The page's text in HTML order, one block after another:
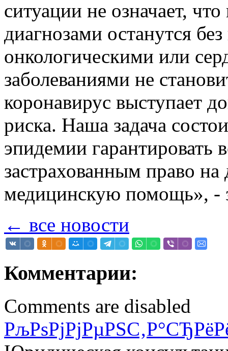
ситуации не означает,
диагнозами останутся
онкологическими или
заболеваниями не
коронавирус выступает
риска. Наша задача
эпидемии гарантировать
застрахованным право
медицинскую помощь», -
← все новости
Комментарии:
Comments are disabled